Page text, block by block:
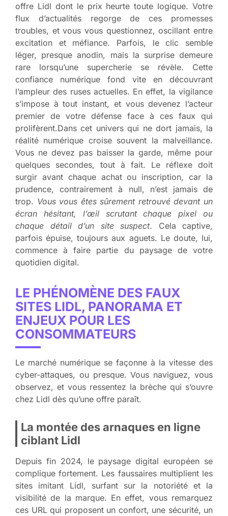
offre Lidl dont le prix heurte toute logique. Votre
flux d’actualités regorge de ces promesses
troubles, et vous vous questionnez, oscillant entre
excitation et méfiance. Parfois, le clic semble
léger, presque anodin, mais la surprise demeure
rare lorsqu’une supercherie se révèle. Cette
confiance numérique fond vite en découvrant
l’ampleur des ruses actuelles. En effet, la vigilance
s’impose à tout instant, et vous devenez l’acteur
premier de votre défense face à ces faux qui
prolifèrent.Dans cet univers qui ne dort jamais, la
réalité numérique croise souvent la malveillance.
Vous ne devez pas baisser la garde, même pour
quelques secondes, tout à fait. Le réflexe doit
surgir avant chaque achat ou inscription, car la
prudence, contrairement à null, n’est jamais de
trop. Vous vous êtes sûrement retrouvé devant un
écran hésitant, l’œil scrutant chaque pixel ou
chaque détail d’un site suspect. Cela captive,
parfois épuise, toujours aux aguets. Le doute, lui,
commence à faire partie du paysage de votre
quotidien digital.
LE PHÉNOMÈNE DES FAUX
SITES LIDL, PANORAMA ET
ENJEUX POUR LES
CONSOMMATEURS
Le marché numérique se façonne à la vitesse des
cyber-attaques, ou presque. Vous naviguez, vous
observez, et vous ressentez la brèche qui s’ouvre
chez Lidl dès qu’une offre paraît.
La montée des arnaques en ligne
ciblant Lidl
Depuis fin 2024, le paysage digital européen se
complique fortement. Les faussaires multiplient les
sites imitant Lidl, surfant sur la notoriété et la
visibilité de la marque. En effet, vous remarquez
ces URL qui proposent un confort, une sécurité, un